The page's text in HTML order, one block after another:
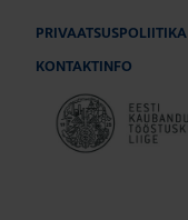
PRIVAATSUSPOLIITIKA
KONTAKTINFO